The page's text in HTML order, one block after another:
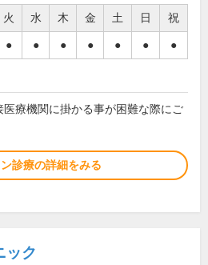
火 水 木 金 土 日 祝
● ● ● ● ● ● ●
療機関に掛かる事が困難な際にご
診療の詳細をみる
ック